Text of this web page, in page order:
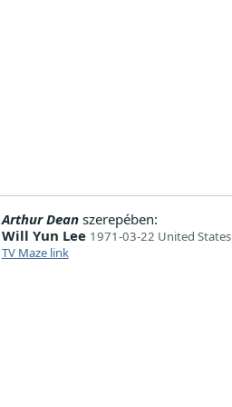
Arthur Deanszerepében:
Will Yun Lee 1971-03-22 United States
TV Maze link